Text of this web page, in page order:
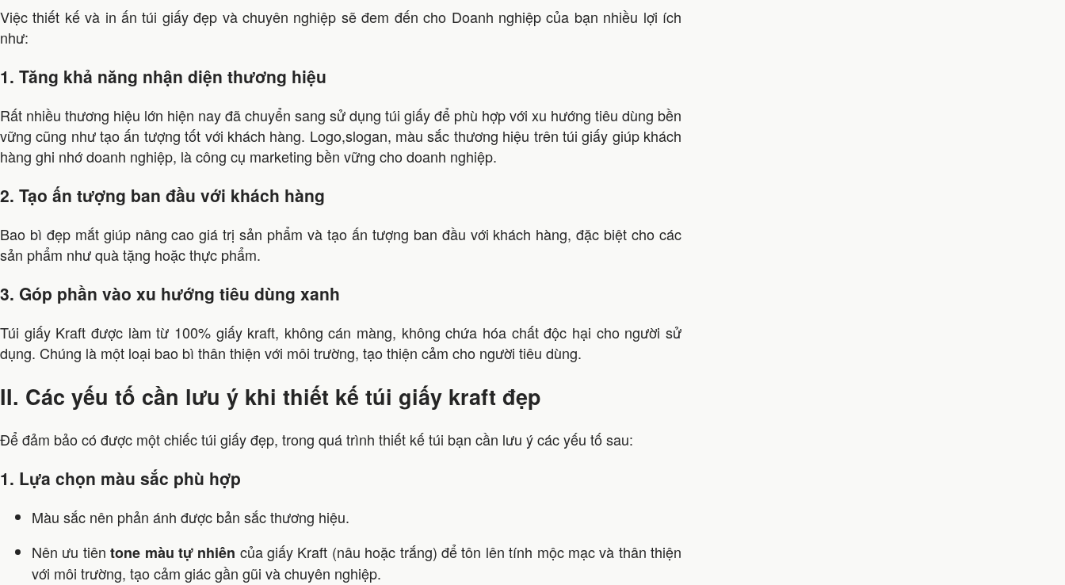
Việc thiết kế và in ấn túi giấy đẹp và chuyên nghiệp sẽ đem đến cho Doanh nghiệp của bạn nhiều lợi ích
như:
1. Tăng khả năng nhận diện thương hiệu
Rất nhiều thương hiệu lớn hiện nay đã chuyển sang sử dụng túi giấy để phù hợp với xu hướng tiêu dùng bền
vững cũng như tạo ấn tượng tốt với khách hàng. Logo,slogan, màu sắc thương hiệu trên túi giấy giúp khách
hàng ghi nhớ doanh nghiệp, là công cụ marketing bền vững cho doanh nghiệp.
2. Tạo ấn tượng ban đầu với khách hàng
Bao bì đẹp mắt giúp nâng cao giá trị sản phẩm và tạo ấn tượng ban đầu với khách hàng, đặc biệt cho các
sản phẩm như quà tặng hoặc thực phẩm.
3. Góp phần vào xu hướng tiêu dùng xanh
Túi giấy Kraft được làm từ 100% giấy kraft, không cán màng, không chứa hóa chất độc hại cho người sử
dụng. Chúng là một loại bao bì thân thiện với môi trường, tạo thiện cảm cho người tiêu dùng.
II. Các yếu tố cần lưu ý khi thiết kế túi giấy kraft đẹp
Để đảm bảo có được một chiếc túi giấy đẹp, trong quá trình thiết kế túi bạn cần lưu ý các yếu tố sau:
1. Lựa chọn màu sắc phù hợp
Màu sắc nên phản ánh được bản sắc thương hiệu.
Nên ưu tiêntone màu tự nhiên của giấy Kraft (nâu hoặc trắng) để tôn lên tính mộc mạc và thân thiện
với môi trường, tạo cảm giác gần gũi và chuyên nghiệp.